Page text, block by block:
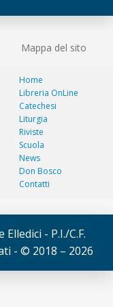
Mappa del sito
Home
Libreria OnLine
Catechesi
Liturgia
Riviste
Scuola
News
Don Bosco
Contatti
- P.I./C.F.
- © 2018 – 2026